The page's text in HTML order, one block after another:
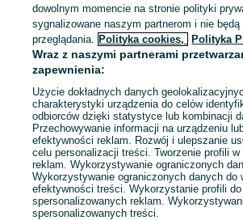
Popularne wyszukiwania
dowolnym momencie na stronie polityki
sygnalizowane naszym partnerom i nie będą
przeglądania. Polityka cookies, Polityka
Wraz z naszymi partnerami
zapewnienia:
Użycie dokładnych danych
charakterystyki urządzenia do celów
odbiorców dzięki statystyce lub kombinacji
Przechowywanie informacji na urządzeniu
efektywności reklam. Rozwój i ulepszanie
celu personalizacji treści. Tworzenie profili
reklam. Wykorzystywanie ograniczonych
Wykorzystywanie ograniczonych danych do
efektywności treści. Wykorzystanie profili do
spersonalizowanych reklam.
spersonalizowanych treści.